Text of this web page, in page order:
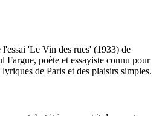
'Le Vin des rues' (1933) de
Fargue, poète et essayiste connu pour
de Paris et des plaisirs simples.